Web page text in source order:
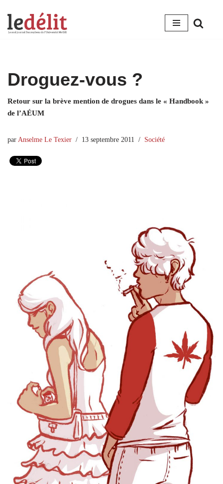
Aller
Droguez-vous ?
Retour sur la brève mention de drogues dans le « Handbook »
de l’AÉUM
par Anselme Le Texier 13 septembre 2011 Société